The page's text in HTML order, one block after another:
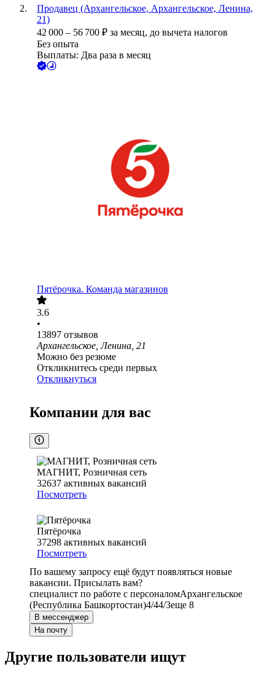
Продавец (Архангельское, Архангельское, Ленина,
21)
42 000 – 56 700 ₽ за месяц, до вычета налогов
Без опыта
Выплаты: Два раза в месяц
Пятёрочка. Команда магазинов
3.6
•
13897 отзывов
Архангельское, Ленина, 21
Можно без резюме
Откликнитесь среди первых
Откликнуться
Компании для вас
МАГНИТ, Розничная сеть
32637 активных вакансий
Посмотреть
Пятёрочка
37298 активных вакансий
Посмотреть
По вашему запросу ещё будут появляться новые
вакансии. Присылать вам?
специалист по работе с персоналомАрхангельское
(Республика Башкортостан)4/44/3еще 8
В мессенджер
На почту
Другие пользователи ищут